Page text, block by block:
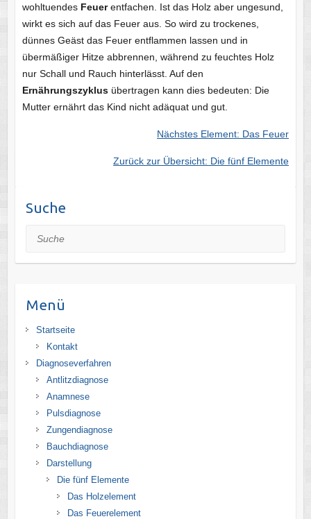
wohltuendes Feuerentfachen. Ist das Holz aber ungesund,
wirkt es sich auf das Feuer aus. So wird zu trockenes,
dünnes Geäst das Feuer entflammen lassen und in
übermäßiger Hitze abbrennen, während zu feuchtes Holz
nur Schall und Rauch hinterlässt. Auf den
Ernährungszyklusübertragen kann dies bedeuten: Die
Mutter ernährt das Kind nicht adäquat und gut.
Nächstes Element: Das Feuer
Zurück zur Übersicht: Die fünf Elemente
Suche
Suche
Menü
Startseite
Kontakt
Diagnoseverfahren
Antlitzdiagnose
Anamnese
Pulsdiagnose
Zungendiagnose
Bauchdiagnose
Darstellung
Die fünf Elemente
Das Holzelement
Das Feuerelement